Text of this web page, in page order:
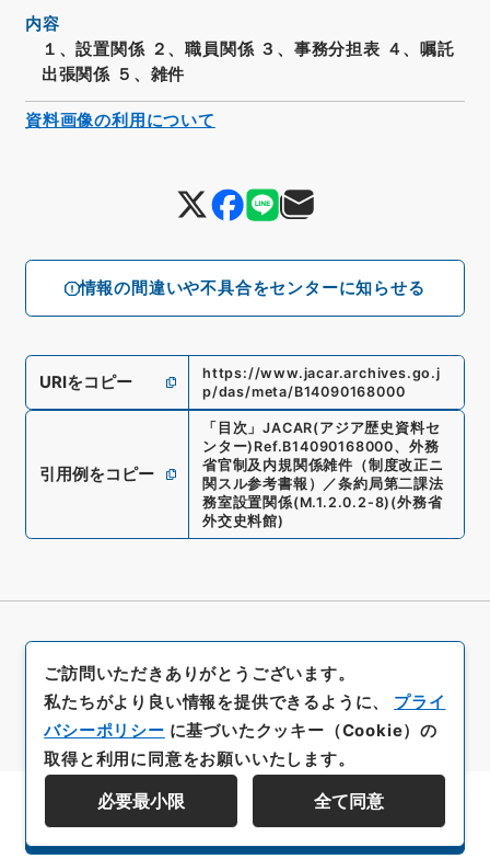
情報の間違いや不具合をセンターに知らせる
内容
１、設置関係 ２、職員関係 ３、事務分担表 ４、嘱託
出張関係 ５、雑件
URIをコピー
https://www.jacar.archives.go.j
p/das/meta/B14090168000
引用例をコピー
「 目次 」JACAR(アジア歴史資料セ
ンター) Ref.B14090168000、 外務
省官制及内規関係雑件（制度改正ニ
関スル参考書報）／条約局第二課法
務室設置関係(M.1.2.0.2-8) (外務省
外交史料館)
資料画像の利用について
資料群階層を表示する
ご訪問いただきありがとうございます。
私たちがより良い情報を提供できるように、 プライ
バシーポリシー に基づいたクッキー（Cookie）の
取得と利用に同意をお願いいたします。
必要最小限 全て同意